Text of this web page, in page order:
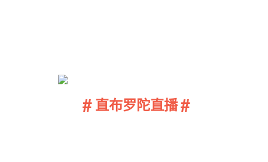
#直布罗陀直播#